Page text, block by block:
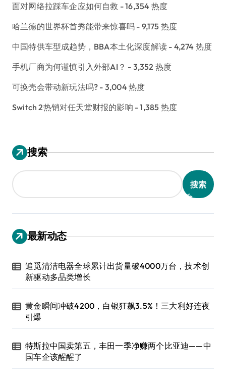
面对网络拉踩车企应如何自救 - 16,354 热度
哈兰德的世界杯首秀能带来惊喜吗 - 9,175 热度
中国特供车型成趋势，BBA本土化深度解读 - 4,274 热度
手机厂商为何谨慎引入外部AI？ - 3,352 热度
可换壳会带动新玩法吗? - 3,004 热度
Switch 2热销对任天堂财报的影响 - 1,385 热度
搜索
搜索
最新动态
追觅清洁电器全球累计出货量破4000万台，技术创
新驱动多品类增长
黄金瞬间冲破4200，白银狂飙3.5%！三大利好连夜
引爆
特斯拉中国卖第五，丰田一季净赚两个比亚迪——中
国车企该醒醒了